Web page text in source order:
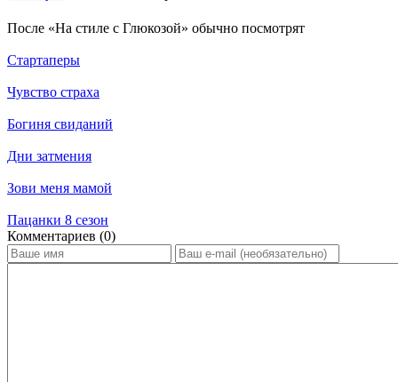
По­сле «На стиле с Глюкозой» обыч­но по­смот­рят
Стартаперы
Чувство страха
Богиня свиданий
Дни затмения
Зови меня мамой
Пацанки 8 сезон
Ком­мен­та­ри­ев (0)